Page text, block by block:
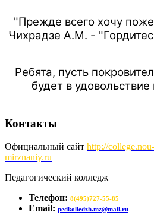
"Прежде всего хочу
Чихрадзе А.М. -
Ребята, пусть
будет в
Контакты
Официальный сайт http://college.nou-
mirznaniy.ru
Педагогический колледж
Телефон: 8(495)727-55-85
Email: pedkolledzh.mz@mail.ru